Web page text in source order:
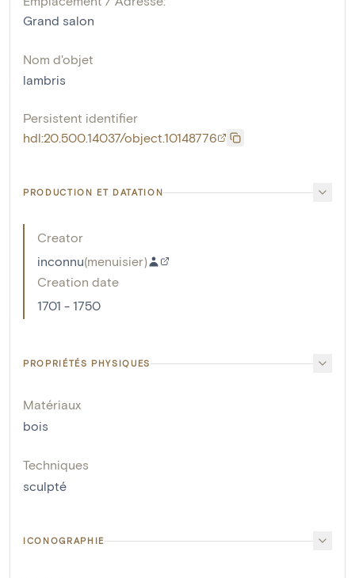
Grand salon
Nom d'objet
lambris
Persistent identifier
hdl:20.500.14037/object.10148776
PRODUCTION ET DATATION
Creator
inconnu(menuisier)
Creation date
1701 - 1750
PROPRIÉTÉS PHYSIQUES
Matériaux
bois
Techniques
sculpté
ICONOGRAPHIE